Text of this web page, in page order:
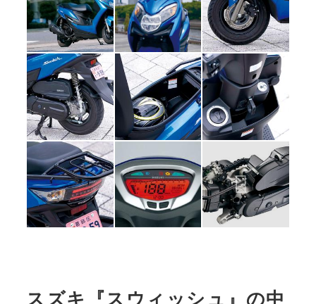
スズキ『スウィッシュ』の中